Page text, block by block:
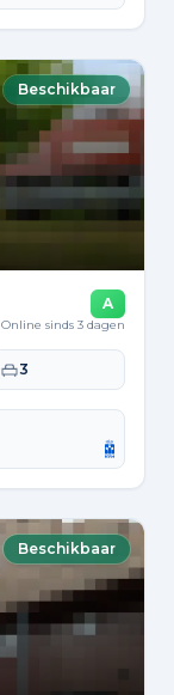
Beschikbaar
A
Online sinds 3 dagen
Slaapkamers
3
Beschikbaar